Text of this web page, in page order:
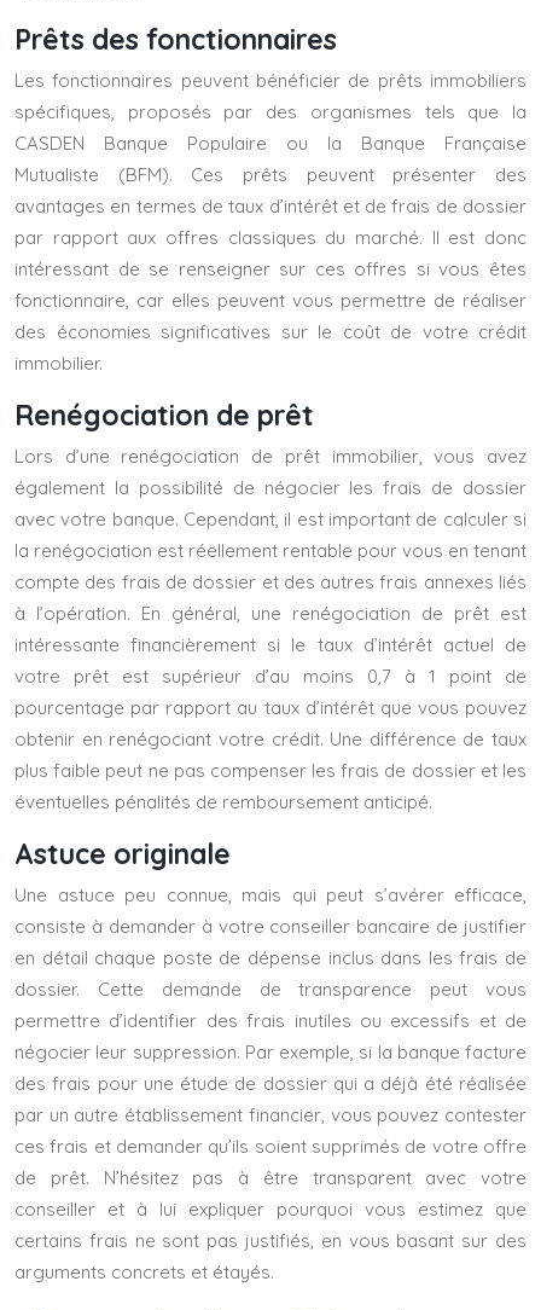
Prêts des fonctionnaires
Les fonctionnaires peuvent bénéficier de prêts immobiliers
spécifiques, proposés par des organismes tels que la
CASDEN Banque Populaire ou la Banque Française
Mutualiste (BFM). Ces prêts peuvent présenter des
avantages en termes de taux d’intérêt et de frais de dossier
par rapport aux offres classiques du marché. Il est donc
intéressant de se renseigner sur ces offres si vous êtes
fonctionnaire, car elles peuvent vous permettre de réaliser
des économies significatives sur le coût de votre crédit
immobilier.
Renégociation de prêt
Lors d’une renégociation de prêt immobilier, vous avez
également la possibilité de négocier les frais de dossier
avec votre banque. Cependant, il est important de calculer si
la renégociation est réellement rentable pour vous en tenant
compte des frais de dossier et des autres frais annexes liés
à l’opération. En général, une renégociation de prêt est
intéressante financièrement si le taux d’intérêt actuel de
votre prêt est supérieur d’au moins 0,7 à 1 point de
pourcentage par rapport au taux d’intérêt que vous pouvez
obtenir en renégociant votre crédit. Une différence de taux
plus faible peut ne pas compenser les frais de dossier et les
éventuelles pénalités de remboursement anticipé.
Astuce originale
Une astuce peu connue, mais qui peut s’avérer efficace,
consiste à demander à votre conseiller bancaire de justifier
en détail chaque poste de dépense inclus dans les frais de
dossier. Cette demande de transparence peut vous
permettre d’identifier des frais inutiles ou excessifs et de
négocier leur suppression. Par exemple, si la banque facture
des frais pour une étude de dossier qui a déjà été réalisée
par un autre établissement financier, vous pouvez contester
ces frais et demander qu’ils soient supprimés de votre offre
de prêt. N’hésitez pas à être transparent avec votre
conseiller et à lui expliquer pourquoi vous estimez que
certains frais ne sont pas justifiés, en vous basant sur des
arguments concrets et étayés.